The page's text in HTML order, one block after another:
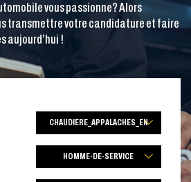
vous passionne? Alors
transmettre votre candidature et faire
aujourd’hui !
CHAUDIERE_APPALACHES_EN
HOMME-DE-SERVICE